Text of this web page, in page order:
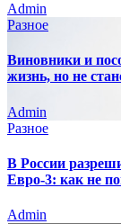
Admin
Разное
Виновники и
жизнь, но не
Admin
Разное
В России
Евро-3: как не
Admin